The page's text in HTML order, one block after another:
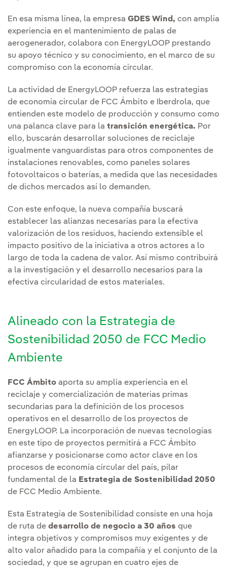
En esa misma línea, la empresa GDES Wind, con amplia
experiencia en el mantenimiento de palas de
aerogenerador, colabora con EnergyLOOP prestando
su apoyo técnico y su conocimiento, en el marco de su
compromiso con la economía circular.
La actividad de EnergyLOOP refuerza las estrategias
de economía circular de FCC Ámbito e Iberdrola, que
entienden este modelo de producción y consumo como
una palanca clave para la transición energética. Por
ello, buscarán desarrollar soluciones de reciclaje
igualmente vanguardistas para otros componentes de
instalaciones renovables, como paneles solares
fotovoltaicos o baterías, a medida que las necesidades
de dichos mercados así lo demanden.
Con este enfoque, la nueva compañía buscará
establecer las alianzas necesarias para la efectiva
valorización de los residuos, haciendo extensible el
impacto positivo de la iniciativa a otros actores a lo
largo de toda la cadena de valor. Así mismo contribuirá
a la investigación y el desarrollo necesarios para la
efectiva circularidad de estos materiales.
Alineado con la Estrategia de
Sostenibilidad 2050 de FCC Medio
Ambiente
FCC Ámbito aporta su amplia experiencia en el
reciclaje y comercialización de materias primas
secundarias para la definición de los procesos
operativos en el desarrollo de los proyectos de
EnergyLOOP. La incorporación de nuevas tecnologías
en este tipo de proyectos permitirá a FCC Ámbito
afianzarse y posicionarse como actor clave en los
procesos de economía circular del país, pilar
fundamental de la Estrategia de Sostenibilidad 2050
de FCC Medio Ambiente.
Esta Estrategia de Sostenibilidad consiste en una hoja
de ruta de desarrollo de negocio a 30 años que
integra objetivos y compromisos muy exigentes y de
alto valor añadido para la compañía y el conjunto de la
sociedad, y que se agrupan en cuatro ejes de